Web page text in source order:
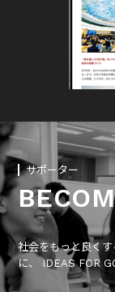
サポーター
社会をもっと良く
に、 IDEAS FOR